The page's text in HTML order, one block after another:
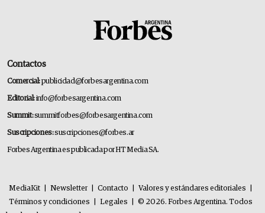
Contactos
Comercial:publicidad@forbesargentina.com
Editorial:info@forbesargentina.com
Summit:summitforbes@forbesargentina.com
Suscripciones:suscripciones@forbes.ar
Forbes Argentina es publicada por HT Media SA.
MediaKit Newsletter Contacto Valores y estándares editoriales
Términos y condiciones
Legales
© 2026. Forbes Argentina. Todos